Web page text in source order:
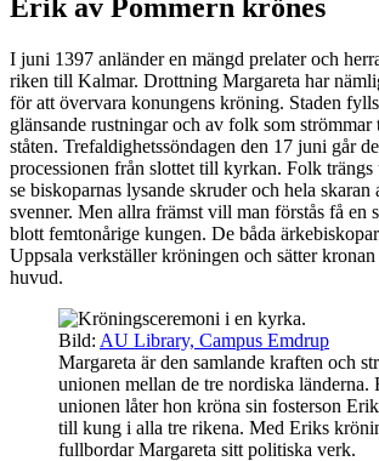
Erik av Pommern krönes
I juni 1397 anländer en mängd prelater och
riken till Kalmar. Drottning Margareta har
för att övervara konungens kröning. Staden
glänsande rustningar och av folk som strömmar
ståten. Trefaldighetssöndagen den 17 juni går
processionen från slottet till kyrkan. Folk trängs
se biskoparnas lysande skruder och hela skaran
svenner. Men allra främst vill man förstås få en
blott femtonårige kungen. De båda
Uppsala verkställer kröningen och sätter
huvud.
Bild: AU Library, Campus Emdrup
Margareta är den samlande kraften och
unionen mellan de tre nordiska länderna.
unionen låter hon kröna sin fosterson
till kung i alla tre rikena. Med Eriks
fullbordar Margareta sitt politiska verk.